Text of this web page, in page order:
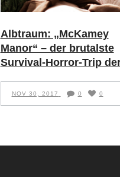
Albtraum: „McKamey
Manor“ – der brutalste
Survival-Horror-Trip
NOV 30, 2017 0 0